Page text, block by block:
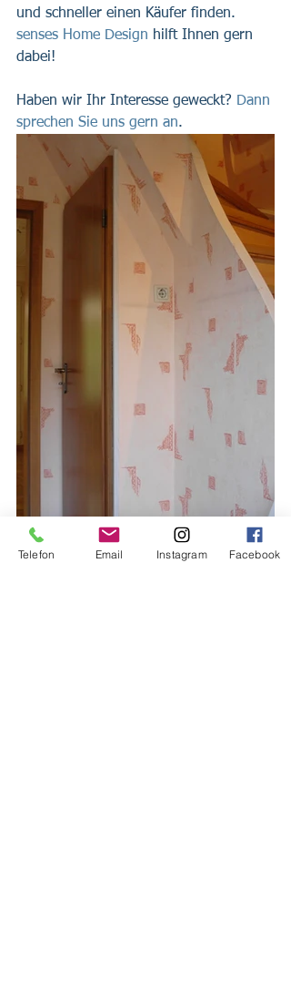
und schneller einen Käufer finden.
senses Home Design hilft Ihnen gern
dabei!
Haben wir Ihr Interesse geweckt? Dann
sprechen Sie uns gern an.
Telefon Email Instagram Facebook